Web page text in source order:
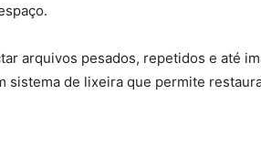
arquivos pesados, repetidos e até
sistema de lixeira que permite